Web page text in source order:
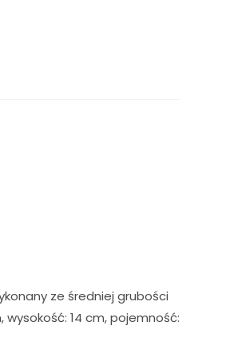
ze średniej grubości
14 cm, pojemność: